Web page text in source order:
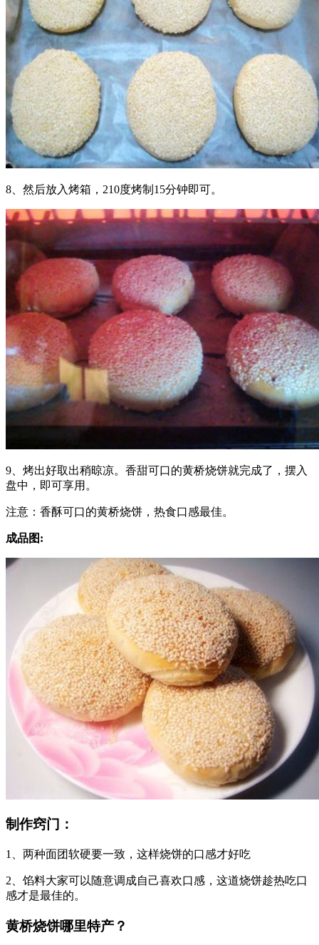
8、然后放入烤箱，210度烤制15分钟即可。
9、烤出好取出稍晾凉。香甜可口的黄桥烧饼就完成了，摆入
盘中，即可享用。
注意：香酥可口的黄桥烧饼，热食口感最佳。
成品图:
制作窍门：
1、两种面团软硬要一致，这样烧饼的口感才好吃
2、馅料大家可以随意调成自己喜欢口感，这道烧饼趁热吃口
感才是最佳的。
黄桥烧饼哪里特产？